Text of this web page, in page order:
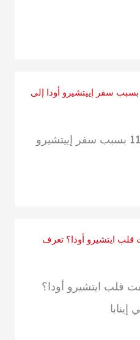
تأجيل فصل ون بيس 1185 بسبب سفر إييتشيرو
قلب ايتشيرو أودا؟